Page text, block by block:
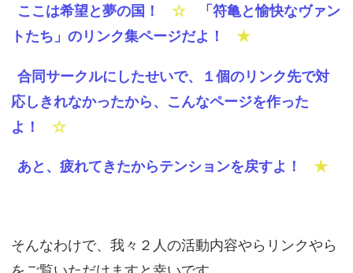
ここは希望と夢の国！ ☆
「符亀と愉快なヴァン
トたち」のリンク集ページだよ！
★
合同サークルにしたせいで、１個のリンク先で対
応しきれなかったから、こんなページを作った
よ！
☆
あと、疲れてきたからテンションを戻すよ！ ★
そんなわけで、我々２人の活動内容やらリンクやら